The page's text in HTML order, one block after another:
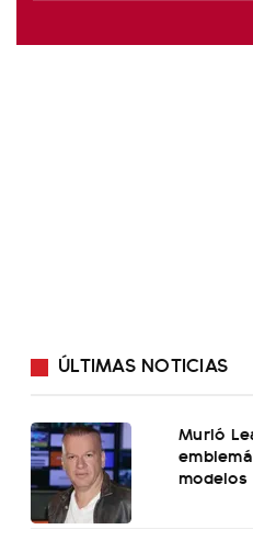
ÚLTIMAS NOTICIAS
Murió
modelos